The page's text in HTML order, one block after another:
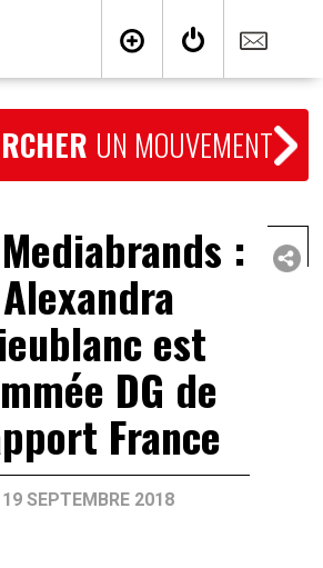
UN MOUVEMENT
:
Alexandra
est
DG de
France
19 SEPTEMBRE 2018